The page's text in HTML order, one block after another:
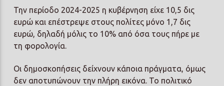
Την περίοδο 2024-2025 η κυβέρνηση είχε 10,5 δις
ευρώ και επέστρεψε στους πολίτες μόνο 1,7 δις
ευρώ, δηλαδή μόλις το 10% από όσα τους πήρε με
τη φορολογία.
Οι δημοσκοπήσεις δείχνουν κάποια πράγματα, όμως
δεν αποτυπώνουν την πλήρη εικόνα. Το πολιτικό